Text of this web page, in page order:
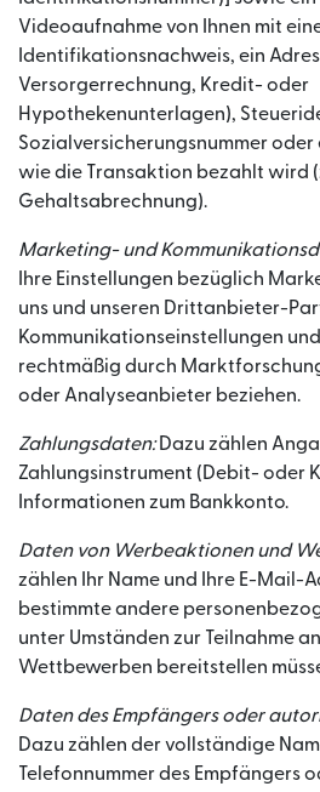
Videoaufnahme von Ihnen mit
Identifikationsnachweis, ein
Versorgerrechnung, Kredit- oder
Hypothekenunterlagen),
Sozialversicherungsnummer oder
wie die Transaktion bezahlt wird
Gehaltsabrechnung).
Marketing- und
Ihre Einstellungen bezüglich
uns und unseren Drittanbieter-
Kommunikationseinstellungen
rechtmäßig durch
oder Analyseanbieter beziehen.
Zahlungsdaten:Dazu zählen
Zahlungsinstrument (Debit- oder
Informationen zum Bankkonto.
Daten von Werbeaktionen und
zählen Ihr Name und Ihre E-Mail-
bestimmte andere
unter Umständen zur Teilnahme
Wettbewerben bereitstellen
Daten des Empfängers oder
Dazu zählen der vollständige
Telefonnummer des Empfängers